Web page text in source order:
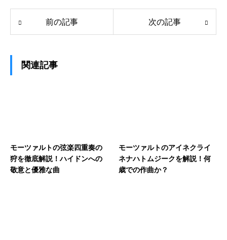
前の記事 次の記事
関連記事
モーツァルトの弦楽四重奏の
狩を徹底解説！ハイドンへの
敬意と優雅な曲
モーツァルトのアイネクライ
ネナハトムジークを解説！何
歳での作曲か？